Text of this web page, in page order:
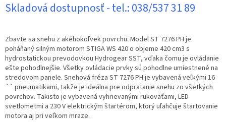
cena:
Skladová dostupnosť - tel.: 038/537 31 89
Zbavte sa snehu z akéhokoľvek povrchu. Model ST 7276 PH je
poháňaný silným motorom STIGA WS 420 o objeme 420 cm3 s
hydrostatickou prevodovkou Hydrogear SST, vďaka čomu je ovládanie
ešte pohodlnejšie. Všetky ovládacie prvky sú pohodlne umiestnené na
stredovom panele. Snehová fréza ST 7276 PH je vybavená veľkými 16
´´ pneumatikami, takže je ideálna pre odpratanie snehu zo všetkých
povrchov. Takisto je vybavená vyhrievanými rukoväťami, LED
svetlometmi a 230 V elektrickým štartérom, ktorý uľahčuje štartovanie
motora aj pri veľkom mraze.